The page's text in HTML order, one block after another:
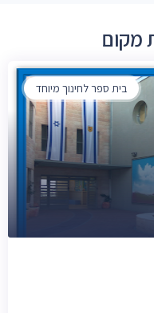
מקום
בית ספר לחינוך מיוחד